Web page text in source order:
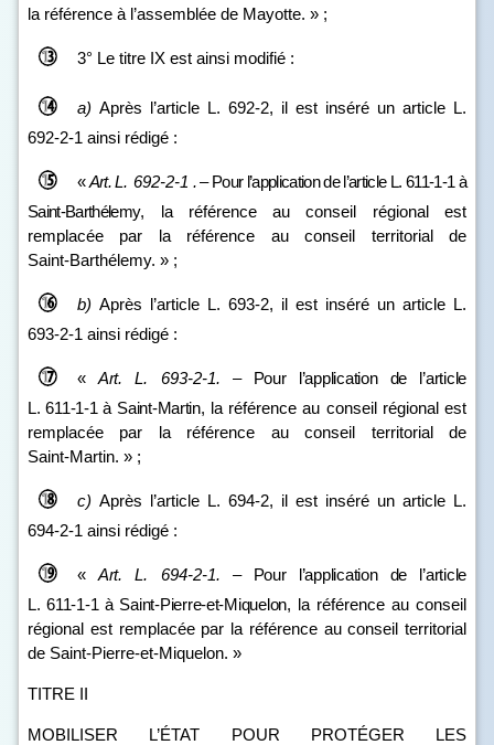
la référence à l’assemblée de Mayotte. » ;
3° Le titre IX est ainsi modifié :
a) Après l’article L. 692-2, il est inséré un article L.
692-2-1 ainsi rédigé :
« Art. L. 692‑2‑1 .– Pour l’application de l’article L. 611‑1‑1 à
Saint‑Barthélemy, la référence au conseil régional est
remplacée par la référence au conseil territorial de
Saint‑Barthélemy. » ;
b) Après l’article L. 693-2, il est inséré un article L.
693-2-1 ainsi rédigé :
« Art. L. 693‑2‑1. –
Pour l’application de l’article
L. 611‑1‑1 à Saint‑Martin, la référence au conseil régional est
remplacée par la référence au conseil territorial de
Saint‑Martin. » ;
c) Après l’article L. 694-2, il est inséré un article L.
694-2-1 ainsi rédigé :
« Art. L. 694‑2‑1. –
Pour l’application de l’article
L. 611‑1‑1 à Saint‑Pierre-et-Miquelon, la référence au conseil
régional est remplacée par la référence au conseil territorial
de Saint‑Pierre‑et‑Miquelon. »
TITRE II
MOBILISER L’ÉTAT POUR PROTÉGER LES